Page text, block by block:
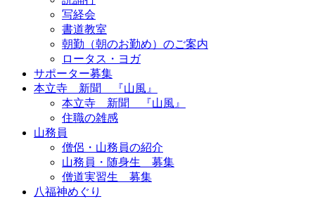
写経会
書道教室
朝勤（朝のお勤め）のご案内
ロータス・ヨガ
サポーター募集
本立寺 新聞 『山風』
本立寺 新聞 『山風』
住職の雑感
山務員
僧侶・山務員の紹介
山務員・随身生 募集
僧道実習生 募集
八福神めぐり